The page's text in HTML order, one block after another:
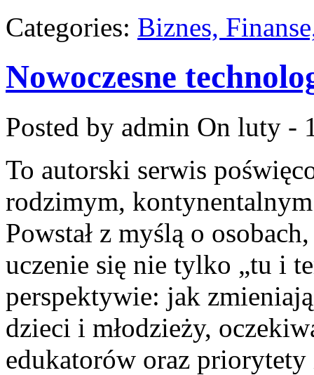
Categories: Biznes,
Nowoczesne
Posted by admin On luty -
To autorski serwis
rodzimym,
Powstał z myślą o
uczenie się nie tylko „tu i
perspektywie: jak
dzieci i młodzieży,
edukatorów oraz